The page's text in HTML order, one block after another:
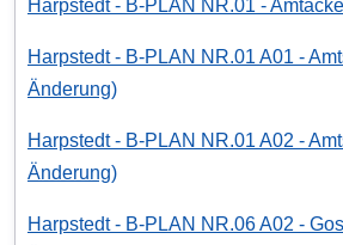
Harpstedt - B-PLAN NR.01 -
Harpstedt - B-PLAN NR.01 A01 -
Änderung)
Harpstedt - B-PLAN NR.01 A02 -
Änderung)
Harpstedt - B-PLAN NR.06 A02 -